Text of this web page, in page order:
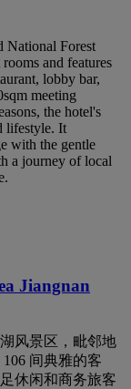
National Forest
and features
lobby bar,
meeting
the hotel's
lifestyle. It
with the gentle
a journey of local
Jiangnan
风景区，毗邻地
间典雅的客
休闲和商务旅客